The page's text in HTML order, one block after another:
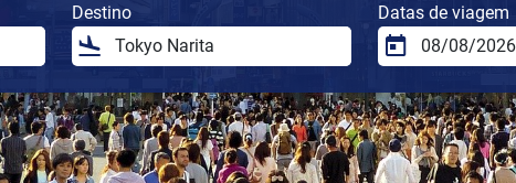
Destino Datas de viagem